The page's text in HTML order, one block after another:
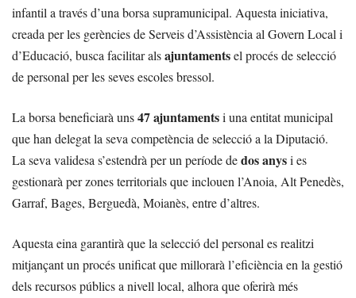
infantil a través d’una borsa supramunicipal. Aquesta iniciativa,
creada per les gerències de Serveis d’Assistència al Govern Local i
d’Educació, busca facilitar alsajuntamentsel procés de selecció
de personal per les seves escoles bressol.
La borsa beneficiarà uns47 ajuntamentsi una entitat municipal
que han delegat la seva competència de selecció a la Diputació.
La seva validesa s’estendrà per un període dedos anysi es
gestionarà per zones territorials que inclouen l’Anoia, Alt Penedès,
Garraf, Bages, Berguedà, Moianès, entre d’altres.
Aquesta eina garantirà que la selecció del personal es realitzi
mitjançant un procés unificat que millorarà l’eficiència en la gestió
dels recursos públics a nivell local, alhora que oferirà més